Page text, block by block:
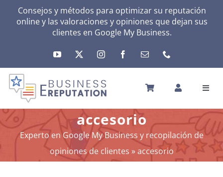
Consejos y métodos para optimizar su reputación
online y las valoraciones y opiniones que dejan sus
clientes en Google My Business.
INICIO
REPUTACIÓN
TU ACTIVIDAD
EL MÉTODO
accesorio
Experto en Google My Business y recopilación de
opiniones de clientes »accesorio